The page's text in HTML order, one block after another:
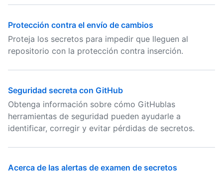
Protección contra el envío de cambios
Proteja los secretos para impedir que lleguen al
repositorio con la protección contra inserción.
Seguridad secreta con GitHub
Obtenga información sobre cómo GitHublas
herramientas de seguridad pueden ayudarle a
identificar, corregir y evitar pérdidas de secretos.
Acerca de las alertas de examen de secretos